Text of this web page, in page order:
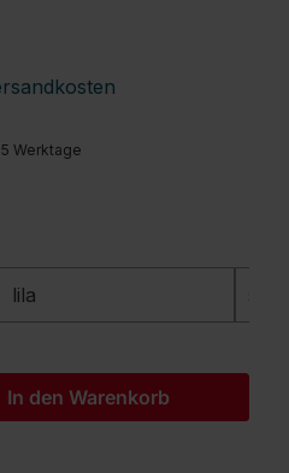
Werktage
lila
den
In den Warenkorb